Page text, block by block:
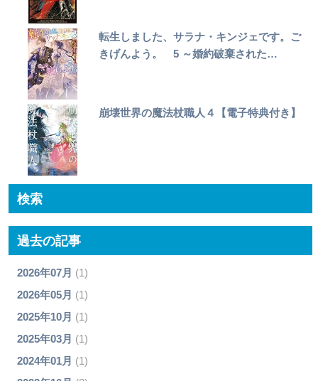
転生しました、サラナ・キンジェです。ご
きげんよう。 5 ～婚約破棄された…
崩壊世界の魔法杖職人４【電子特典付き】
検索
過去の記事
2026年07月 (1)
2026年05月 (1)
2025年10月 (1)
2025年03月 (1)
2024年01月 (1)